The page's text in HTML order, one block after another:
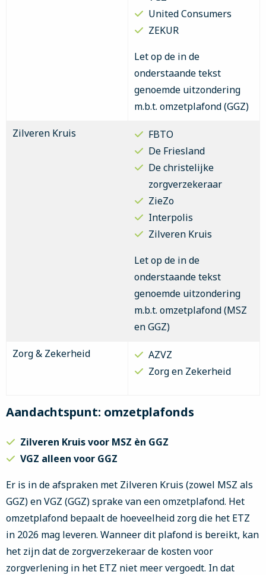
United Consumers
ZEKUR
Let op de in de
onderstaande tekst
genoemde uitzondering
m.b.t. omzetplafond (GGZ)
Zilveren Kruis
FBTO
De Friesland
De christelijke
zorgverzekeraar
ZieZo
Interpolis
Zilveren Kruis
Let op de in de
onderstaande tekst
genoemde uitzondering
m.b.t. omzetplafond (MSZ
en GGZ)
Zorg & Zekerheid
AZVZ
Zorg en Zekerheid
Aandachtspunt: omzetplafonds
Zilveren Kruis voor MSZ èn GGZ
VGZ alleen voor GGZ
Er is in de afspraken met Zilveren Kruis (zowel MSZ als
GGZ) en VGZ (GGZ) sprake van een omzetplafond. Het
omzetplafond bepaalt de hoeveelheid zorg die het ETZ
in 2026 mag leveren. Wanneer dit plafond is bereikt, kan
het zijn dat de zorgverzekeraar de kosten voor
zorgverlening in het ETZ niet meer vergoedt. In dat